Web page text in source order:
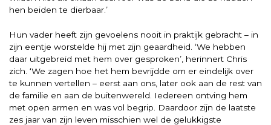
hen beiden te dierbaar.’
Hun vader heeft zijn gevoelens nooit in praktijk gebracht – in
zijn eentje worstelde hij met zijn geaardheid. ‘We hebben
daar uitgebreid met hem over gesproken’, herinnert Chris
zich. ‘We zagen hoe het hem bevrijdde om er eindelijk over
te kunnen vertellen – eerst aan ons, later ook aan de rest van
de familie en aan de buitenwereld. Iedereen ontving hem
met open armen en was vol begrip. Daardoor zijn de laatste
zes jaar van zijn leven misschien wel de gelukkigste